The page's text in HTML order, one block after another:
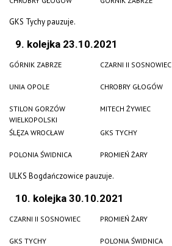
GKS Tychy pauzuje.
9. kolejka 23.10.2021
GÓRNIK ZABRZE CZARNI II SOSNOWIEC
UNIA OPOLE CHROBRY GŁOGÓW
STILON GORZÓW
WIELKOPOLSKI
MITECH ŻYWIEC
ŚLĘZA WROCŁAW GKS TYCHY
POLONIA ŚWIDNICA PROMIEŃ ŻARY
ULKS Bogdańczowice pauzuje.
10. kolejka 30.10.2021
CZARNI II SOSNOWIEC PROMIEŃ ŻARY
GKS TYCHY POLONIA ŚWIDNICA